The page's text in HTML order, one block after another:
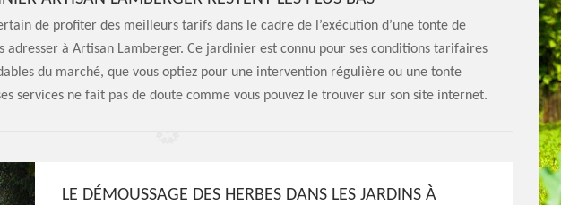
de profiter des meilleurs tarifs dans le cadre de l’exécution d’une tonte de
adresser à Artisan Lamberger. Ce jardinier est connu pour ses conditions tarifaires
du marché, que vous optiez pour une intervention régulière ou une tonte
services ne fait pas de doute comme vous pouvez le trouver sur son site internet.
LE DÉMOUSSAGE DES HERBES DANS LES JARDINS À